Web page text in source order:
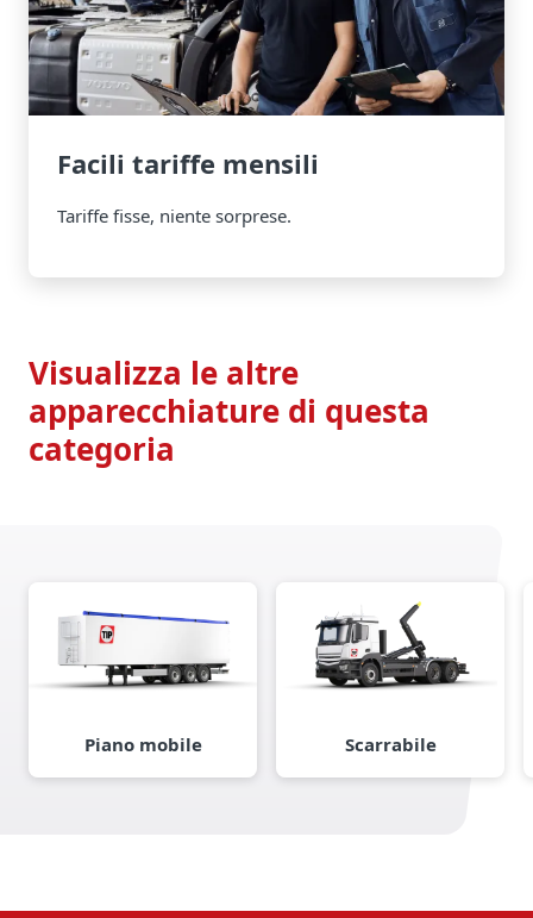
Facili tariffe mensili
Tariffe fisse, niente sorprese.
Visualizza le altre
apparecchiature di questa
categoria
Piano mobile Scarrabile